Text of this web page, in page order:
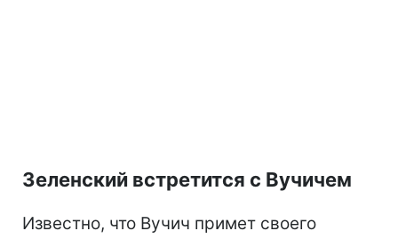
Зеленский встретится с Вучичем
Известно, что Вучич примет своего